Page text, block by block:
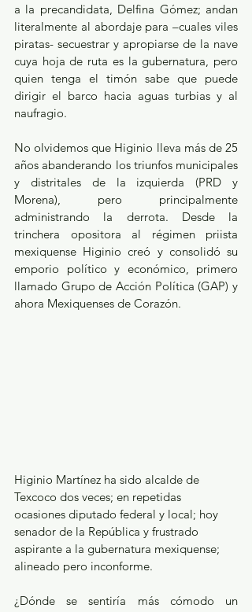
a la precandidata, Delfina Gómez; andan
literalmente al abordaje para –cuales viles
piratas- secuestrar y apropiarse de la nave
cuya hoja de ruta es la gubernatura, pero
quien tenga el timón sabe que puede
dirigir el barco hacia aguas turbias y al
naufragio.
No olvidemos que Higinio lleva más de 25
años abanderando los triunfos municipales
y distritales de la izquierda (PRD y
Morena), pero principalmente
administrando la derrota. Desde la
trinchera opositora al régimen priista
mexiquense Higinio creó y consolidó su
emporio político y económico, primero
llamado Grupo de Acción Política (GAP) y
ahora Mexiquenses de Corazón.
Higinio Martínez ha sido alcalde de
Texcoco dos veces; en repetidas
ocasiones diputado federal y local; hoy
senador de la República y frustrado
aspirante a la gubernatura mexiquense;
alineado pero inconforme.
¿Dónde se sentiría más cómodo un